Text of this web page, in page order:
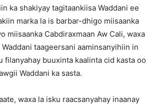
ka shakiyay tagitaankiisa Waddani ee
marka la is barbar-dhigo miisaanka
miisaanka Cabdiraxmaan Aw Cali, waxa
taageersani aaminsanyihiin in
filanyahay buuxinta kaalinta cid kasta oo
Waddani ka sasta.
waxa la isku raacsanyahay inaanay